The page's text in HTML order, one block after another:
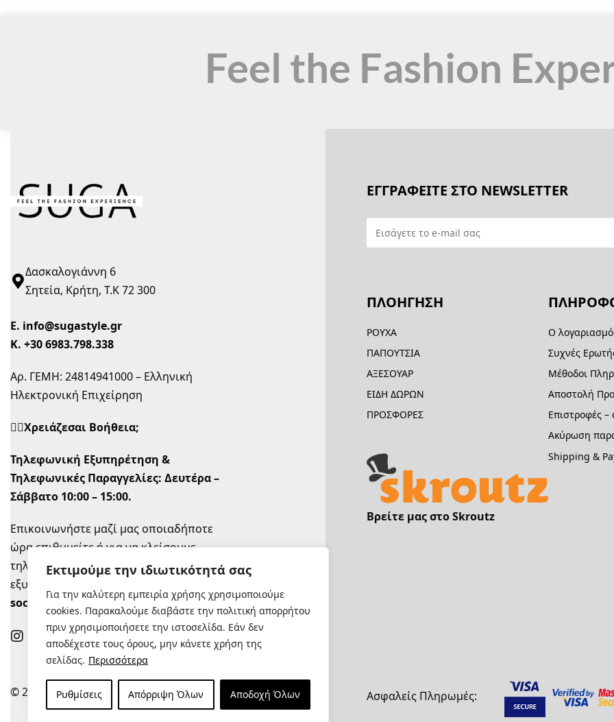
Εκτιμούμε την ιδιωτικότητά σας
Για την καλύτερη εμπειρία χρήσης χρησιμοποιούμε
cookies. Παρακαλούμε διαβάστε την πολιτική απορρήτου
πριν χρησιμοποιήσετε την ιστοσελίδα. Εάν δεν
αποδέχεστε τους όρους, μην κάνετε χρήση της
σελίδας. Περισσότερα
Ρυθμίσεις Απόρριψη Όλων Αποδοχή Όλων
Feel the Fashion
Δασκαλογιάννη 6
Σητεία, Κρήτη, Τ.Κ 72 300
Ε. info@sugastyle.gr
Κ. +30 6983.798.338
Αρ. ΓΕΜΗ: 24814941000 – Ελληνική
Ηλεκτρονική Επιχείρηση
🙋‍♀️Χρειάζεσαι Βοήθεια;
Τηλεφωνική Εξυπηρέτηση &
Τηλεφωνικές Παραγγελίες: Δευτέρα –
Σάββατο 10:00 – 15:00.
Επικοινωνήστε μαζί μας οποιαδήποτε
ώρα επιθυμείτε ή για να κλείσουμε
τηλεφωνικό ραντεβού την ώρα που σας
εξυπηρετεί στο
social
.
ΕΓΓΡΑΦΕΙΤΕ ΣΤΟ NEWSLETTER
ΠΛΟΗΓΗΣΗ
ΡΟΥΧΑ
ΠΑΠΟΥΤΣΙΑ
ΑΞΕΣΟΥΑΡ
ΕΙΔΗ ΔΩΡΩΝ
ΠΡΟΣΦΟΡΕΣ
Βρείτε μας στο Skroutz
Ο
Συχνές
Μέθοδοι
Αποστολή
Επιστροφές –
Ακύρωση
Shipping &
© 2022 |Κατασκευή Eshop Ασφαλείς Πληρωμές: